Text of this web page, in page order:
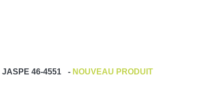
JASPE 46-4551 - NOUVEAU PRODUIT